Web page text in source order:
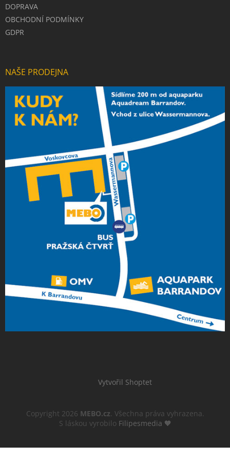
DOPRAVA
OBCHODNÍ PODMÍNKY
GDPR
NAŠE PRODEJNA
Vytvořil Shoptet
Copyright 2026 MEBO.cz. Všechna práva vyhrazena.
S láskou vyrobilo Filipesmedia 🧡